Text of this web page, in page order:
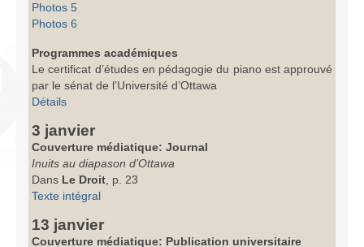
Photos 5
Photos 6
Programmes académiques
Le certificat d’études en pédagogie du piano est approuvé
par le sénat de l’Université d’Ottawa
Détails
3 janvier
Couverture médiatique: Journal
Inuits au diapason d’Ottawa
Dans Le Droit, p. 23
Texte intégral
13 janvier
Couverture médiatique: Publication universitaire